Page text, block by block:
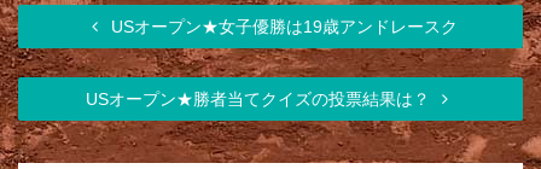
USオープン★女子優勝は19歳アンドレースク
USオープン★勝者当てクイズの投票結果は？